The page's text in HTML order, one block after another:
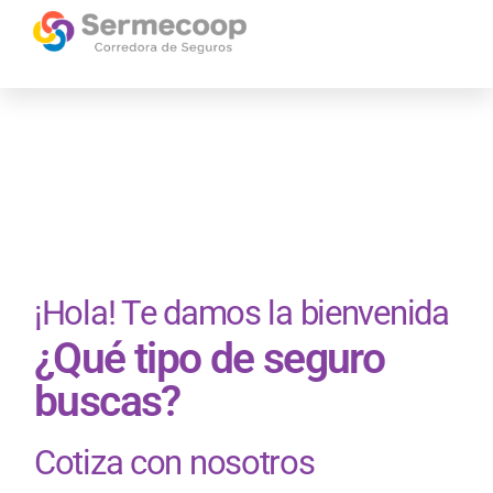
¡Hola! Te damos la bienvenida
¿Qué tipo de seguro
buscas?
Cotiza con nosotros